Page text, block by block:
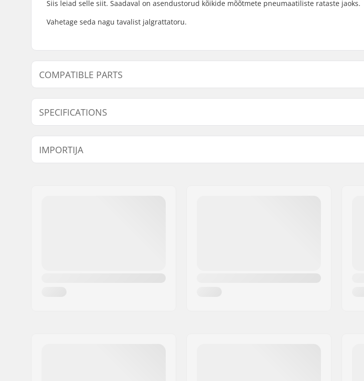
Siis leiad selle siit. Saadaval on asendustorud kõikide mõõtmete pneumaatiliste rataste jaoks.
Vahetage seda nagu tavalist jalgrattatoru.
COMPATIBLE PARTS
Leidke ühilduvad tooted Frenzy Pneumatic Kick Scooter Wheel Tube:
SPECIFICATIONS
Ratta läbimõõt: 230mm
IMPORTIJA